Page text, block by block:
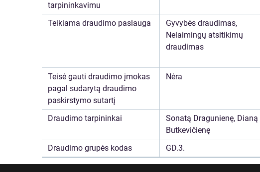
tarpininkavimu
Teikiama draudimo paslauga
Gyvybės draudimas,
Nelaimingų atsitikimų
draudimas
Teisė gauti draudimo įmokas
pagal sudarytą draudimo
paskirstymo sutartį
Nėra
Draudimo tarpininkai
Sonatą Dragunienę, Dianą
Butkevičienę
Draudimo grupės kodas
GD.3.